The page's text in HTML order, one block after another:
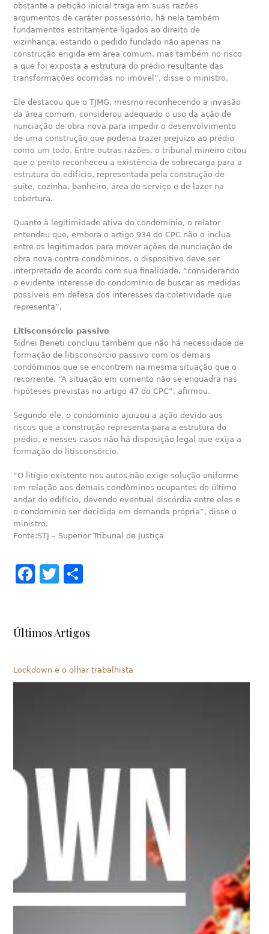
obstante a petição inicial traga em suas razões
argumentos de caráter possessório, há nela também
fundamentos estritamente ligados ao direito de
vizinhança, estando o pedido fundado não apenas na
construção erigida em área comum, mas também no risco
a que foi exposta a estrutura do prédio resultante das
transformações ocorridas no imóvel”, disse o ministro.
Ele destacou que o TJMG, mesmo reconhecendo a invasão
da área comum, considerou adequado o uso da ação de
nunciação de obra nova para impedir o desenvolvimento
de uma construção que poderia trazer prejuízo ao prédio
como um todo. Entre outras razões, o tribunal mineiro citou
que o perito reconheceu a existência de sobrecarga para a
estrutura do edifício, representada pela construção de
suíte, cozinha, banheiro, área de serviço e de lazer na
cobertura.
Quanto à legitimidade ativa do condomínio, o relator
entendeu que, embora o artigo 934 do CPC não o inclua
entre os legitimados para mover ações de nunciação de
obra nova contra condôminos, o dispositivo deve ser
interpretado de acordo com sua finalidade, “considerando
o evidente interesse do condomínio de buscar as medidas
possíveis em defesa dos interesses da coletividade que
representa”.
Litisconsórcio passivo
Sidnei Beneti concluiu também que não há necessidade de
formação de litisconsórcio passivo com os demais
condôminos que se encontrem na mesma situação que o
recorrente. “A situação em comento não se enquadra nas
hipóteses previstas no artigo 47 do CPC”, afirmou.
Segundo ele, o condomínio ajuizou a ação devido aos
riscos que a construção representa para a estrutura do
prédio, e nesses casos não há disposição legal que exija a
formação do litisconsórcio.
“O litígio existente nos autos não exige solução uniforme
em relação aos demais condôminos ocupantes do último
andar do edifício, devendo eventual discórdia entre eles e
o condomínio ser decidida em demanda própria”, disse o
ministro.
Fonte:STJ – Superior Tribunal de Justiça
Facebook
Twitter
Últimos Artigos
Lockdown e o olhar trabalhista